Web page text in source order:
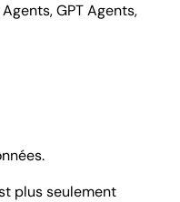
GPT Agents,
plus seulement